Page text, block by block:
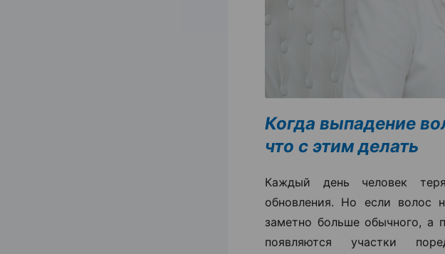
Когда выпадение
что с этим делать
Каждый день человек
обновления. Но если волос
заметно больше обычного, а
появляются участки